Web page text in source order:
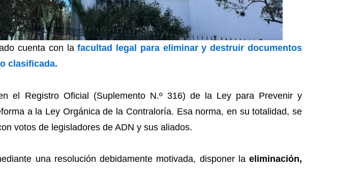
cuenta con lafacultad legal para eliminar y destruir documentos
clasificada.
el Registro Oficial (Suplemento N.º 316) de la Ley para Prevenir y
a la Ley Orgánica de la Contraloría. Esa norma, en su totalidad, se
votos de legisladores de ADN y sus aliados.
una resolución debidamente motivada, disponer la eliminación,